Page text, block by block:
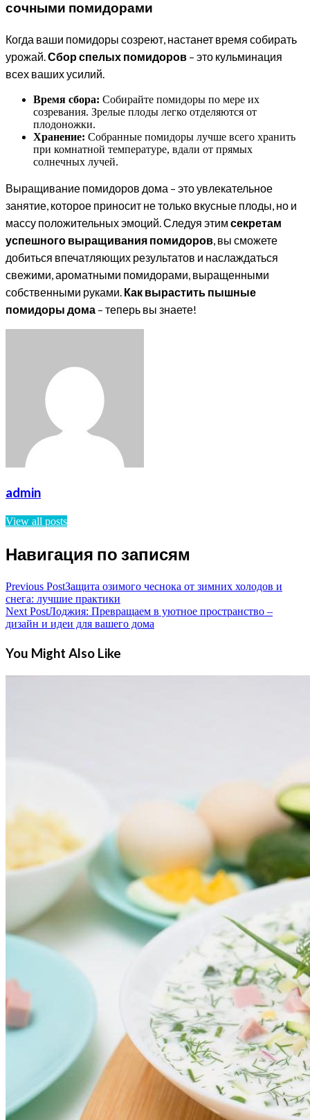
сочными помидорами
Когда ваши помидоры созреют, настанет время собирать
урожай. Сбор спелых помидоров – это кульминация
всех ваших усилий.
Время сбора: Собирайте помидоры по мере их
созревания. Зрелые плоды легко отделяются от
плодоножки.
Хранение: Собранные помидоры лучше всего хранить
при комнатной температуре, вдали от прямых
солнечных лучей.
Выращивание помидоров дома – это увлекательное
занятие, которое приносит не только вкусные плоды, но и
массу положительных эмоций. Следуя этим секретам
успешного выращивания помидоров , вы сможете
добиться впечатляющих результатов и наслаждаться
свежими, ароматными помидорами, выращенными
собственными руками. Как вырастить пышные
помидоры дома – теперь вы знаете!
admin
View all posts
Навигация по записям
Previous PostЗащита озимого чеснока от зимних холодов и
снега: лучшие практики
Next PostЛоджия: Превращаем в уютное пространство –
дизайн и идеи для вашего дома
You Might Also Like